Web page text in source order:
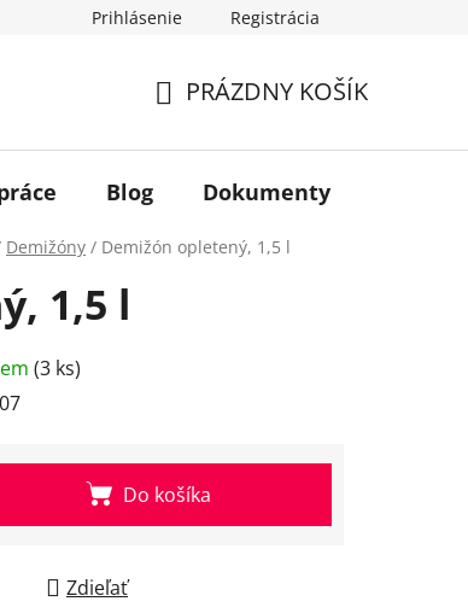
Prihlásenie Registrácia
KOŠÍK
PRÁZDNY KOŠÍK
Blog Dokumenty
Demižóny / Demižón opletený, 1,5 l
1,5 l
(3 ks)
Do košíka
Zdieľať